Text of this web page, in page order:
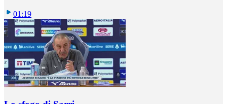
01:19